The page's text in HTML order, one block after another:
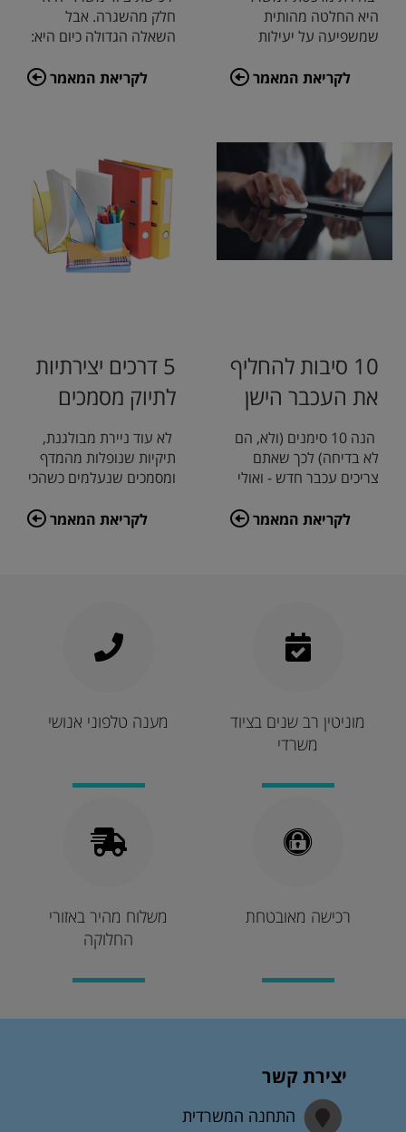
חלק מהשגרה. אבל
השאלה הגדולה כיום היא:
האינטרנט או לגשת
לקריאת המאמר
היא החלטה מהותית
שמשפיעה על יעילות
המשרד. במאמר זה נסקור
לקריאת המאמר
5 דרכים יצירתיות
לתיוק מסמכים
לא עוד ניירת מבולגנת,
תיקיות שנופלות מהמדף
ומסמכים שנעלמים כשהכי
פתרונות פשוטים
לקריאת המאמר
10 סיבות להחליף
את העכבר הישן
שלכם הנה 10 סימנים (ולא, הם
לא בדיחה) לכך שאתם
צריכים עכבר חדש - ואולי
ומקלדת או מג
לקריאת המאמר
מענה טלפוני אנושי
מוניטין רב שנים בציוד
משרדי
משלוח מהיר באזורי
החלוקה
רכישה מאובטחת
יצירת קשר
התחנה המשרדית